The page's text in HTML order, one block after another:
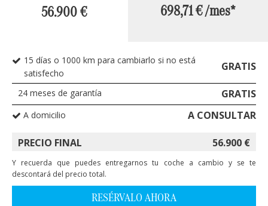
56.900€ 698,71 €/mes*
15 días o 1000 km para cambiarlo si no está
satisfecho
GRATIS
24 meses de garantía GRATIS
A domicilio A CONSULTAR
PRECIO FINAL 56.900 €
Y recuerda que puedes entregarnos tu coche a cambio y se te
descontará del precio total.
RESÉRVALO AHORA